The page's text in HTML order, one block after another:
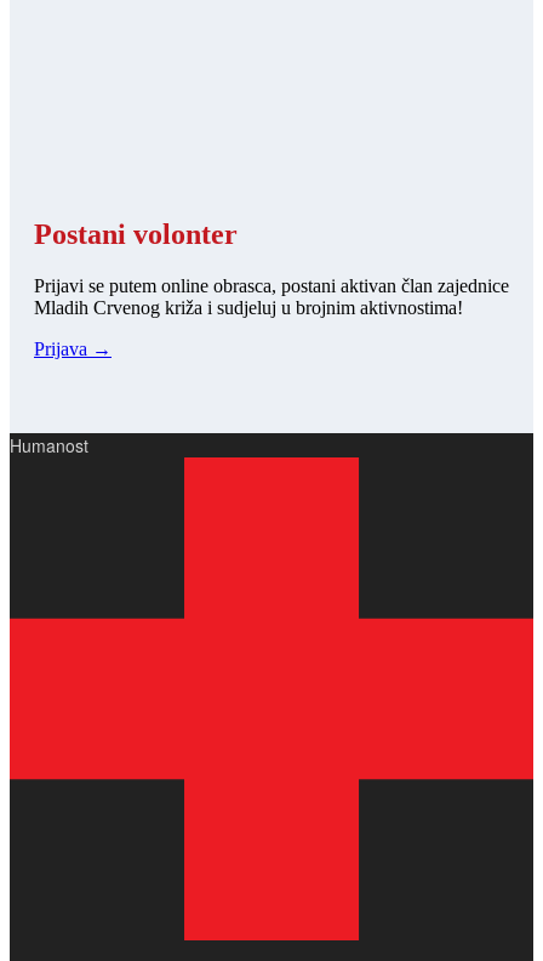
Postani volonter
Prijavi se putem online obrasca, postani aktivan član zajednice
Mladih Crvenog križa i sudjeluj u brojnim aktivnostima!
Prijava →
Humanost